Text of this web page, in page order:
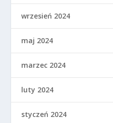
wrzesień 2024
maj 2024
marzec 2024
luty 2024
styczeń 2024